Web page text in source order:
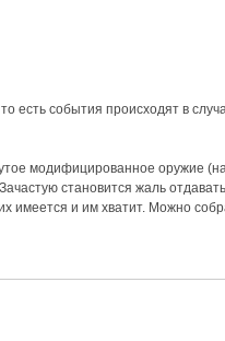
есть события происходят в
модифицированное оружие
становится жаль
имеется и им хватит. Можно